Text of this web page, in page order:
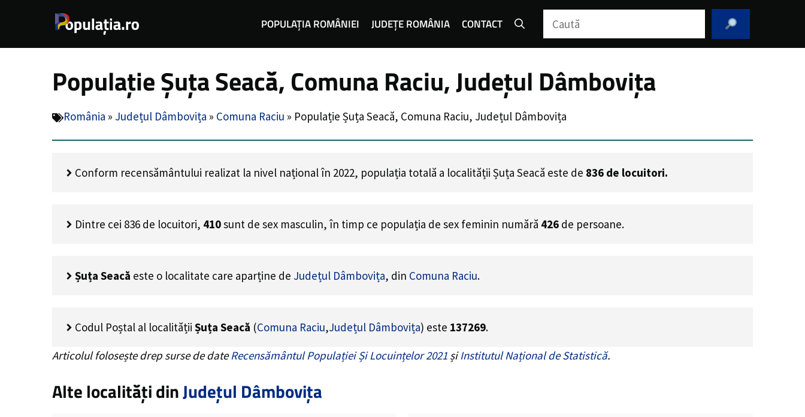
POPULAȚIA ROMÂNIEI JUDEȚE ROMÂNIA CONTACT Caută
Populație Șuța Seacă, Comuna Raciu, Județul Dâmbovița
România » Județul Dâmbovița » Comuna Raciu » Populație Șuța Seacă, Comuna Raciu, Județul Dâmbovița
Conform recensământului realizat la nivel național în 2022, populația totală a localității Șuța Seacă este de 836 de locuitori.
Dintre cei 836 de locuitori, 410sunt de sex masculin, în timp ce populația de sex feminin numără 426 de persoane.
Șuța Seacă este o localitate care aparține de Județul Dâmbovița, din Comuna Raciu.
Codul Poștal al localității Șuța Seacă (Comuna Raciu,Județul Dâmbovița) este 137269.
Articolul folosește drep surse de dateRecensământul Populației Și Locuințelor 2021 șiInstitutul Național de Statistică.
Alte localități dinJudețul Dâmbovița